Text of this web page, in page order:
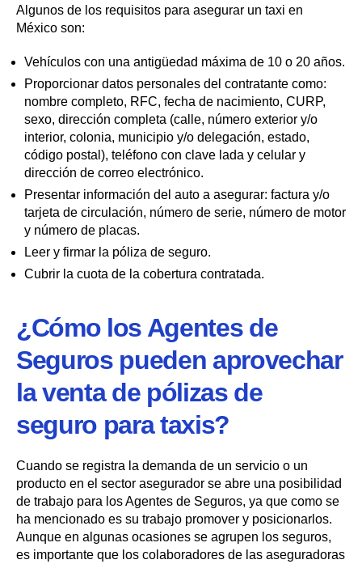
Algunos de los requisitos para asegurar un taxi en
México son:
Vehículos con una antigüedad máxima de 10 o 20 años.
Proporcionar datos personales del contratante como:
nombre completo, RFC, fecha de nacimiento, CURP,
sexo, dirección completa (calle, número exterior y/o
interior, colonia, municipio y/o delegación, estado,
código postal), teléfono con clave lada y celular y
dirección de correo electrónico.
Presentar información del auto a asegurar: factura y/o
tarjeta de circulación, número de serie, número de motor
y número de placas.
Leer y firmar la póliza de seguro.
Cubrir la cuota de la cobertura contratada.
¿Cómo los Agentes de
Seguros pueden aprovechar
la venta de pólizas de
seguro para taxis?
Cuando se registra la demanda de un servicio o un
producto en el sector asegurador se abre una posibilidad
de trabajo para los Agentes de Seguros, ya que como se
ha mencionado es su trabajo promover y posicionarlos.
Aunque en algunas ocasiones se agrupen los seguros,
es importante que los colaboradores de las aseguradoras